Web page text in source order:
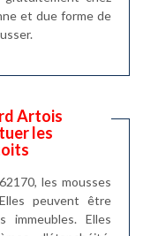
et due forme de
Artois
les
les mousses
peuvent être
Elles